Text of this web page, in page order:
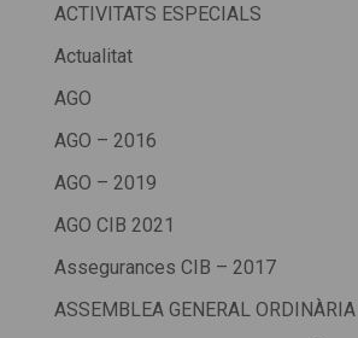
ACTIVITATS ESPECIALS
Actualitat
AGO
AGO – 2016
AGO – 2019
AGO CIB 2021
Assegurances CIB – 2017
ASSEMBLEA GENERAL ORDINÀRIA